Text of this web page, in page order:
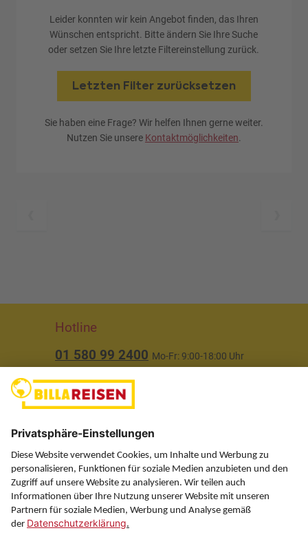
Leider konnten wir kein Angebot finden, das Ihren
Wünschen entspricht. Bitte ändern Sie Ihre Suche
oder setzen Sie Ihre letzte Filtereinstellung zurück.
Letzten Filter zurücksetzen
Sie haben eine Frage? Wir helfen Ihnen gerne weiter.
Nutzen Sie unsere Kontaktmöglichkeiten.
Hotline
01 580 99 2400 Mo-Fr: 9:00-18:00 Uhr
Über uns
Service
Information
Folgen Sie uns auf